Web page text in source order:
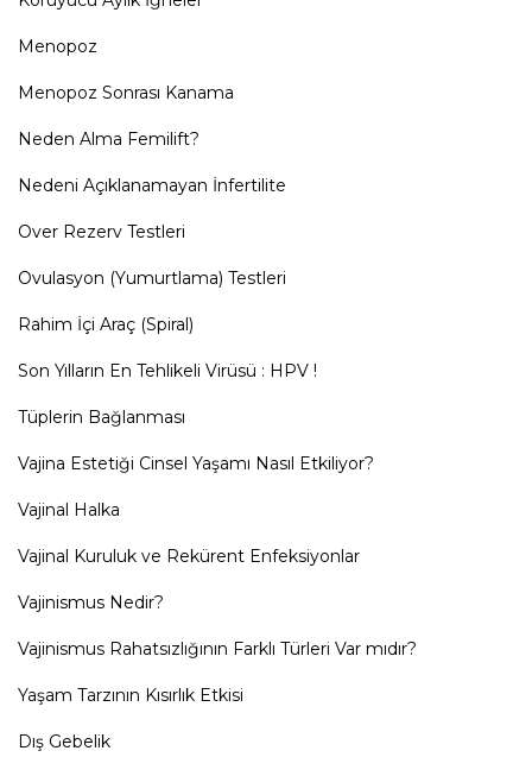
Menopoz
Menopoz Sonrası Kanama
Neden Alma Femilift?
Nedeni Açıklanamayan İnfertilite
Over Rezerv Testleri
Ovulasyon (Yumurtlama) Testleri
Rahim İçi Araç (Spiral)
Son Yılların En Tehlikeli Virüsü : HPV !
Tüplerin Bağlanması
Vajina Estetiği Cinsel Yaşamı Nasıl Etkiliyor?
Vajinal Halka
Vajinal Kuruluk ve Rekürent Enfeksiyonlar
Vajinismus Nedir?
Vajinismus Rahatsızlığının Farklı Türleri Var mıdır?
Yaşam Tarzının Kısırlık Etkisi
Dış Gebelik